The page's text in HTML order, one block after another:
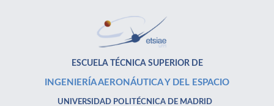
ESCUELA TÉCNICA SUPERIOR DE
INGENIERÍA AERONÁUTICA Y DEL ESPACIO
UNIVERSIDAD POLITÉCNICA DE MADRID